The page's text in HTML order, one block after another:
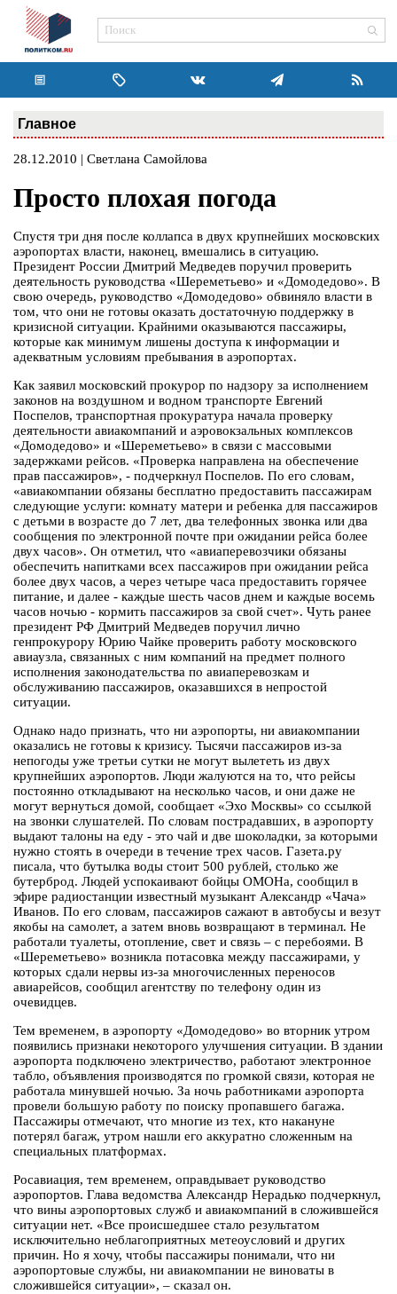
Главное
28.12.2010 | Светлана Самойлова
Просто плохая погода
Спустя три дня после коллапса в двух крупнейших московских
аэропортах власти, наконец, вмешались в ситуацию.
Президент России Дмитрий Медведев поручил проверить
деятельность руководства «Шереметьево» и «Домодедово». В
свою очередь, руководство «Домодедово» обвиняло власти в
том, что они не готовы оказать достаточную поддержку в
кризисной ситуации. Крайними оказываются пассажиры,
которые как минимум лишены доступа к информации и
адекватным условиям пребывания в аэропортах.
Как заявил московский прокурор по надзору за исполнением
законов на воздушном и водном транспорте Евгений
Поспелов, транспортная прокуратура начала проверку
деятельности авиакомпаний и аэровокзальных комплексов
«Домодедово» и «Шереметьево» в связи с массовыми
задержками рейсов. «Проверка направлена на обеспечение
прав пассажиров», - подчеркнул Поспелов. По его словам,
«авиакомпании обязаны бесплатно предоставить пассажирам
следующие услуги: комнату матери и ребенка для пассажиров
с детьми в возрасте до 7 лет, два телефонных звонка или два
сообщения по электронной почте при ожидании рейса более
двух часов». Он отметил, что «авиаперевозчики обязаны
обеспечить напитками всех пассажиров при ожидании рейса
более двух часов, а через четыре часа предоставить горячее
питание, и далее - каждые шесть часов днем и каждые восемь
часов ночью - кормить пассажиров за свой счет». Чуть ранее
президент РФ Дмитрий Медведев поручил лично
генпрокурору Юрию Чайке проверить работу московского
авиаузла, связанных с ним компаний на предмет полного
исполнения законодательства по авиаперевозкам и
обслуживанию пассажиров, оказавшихся в непростой
ситуации.
Однако надо признать, что ни аэропорты, ни авиакомпании
оказались не готовы к кризису. Тысячи пассажиров из-за
непогоды уже третьи сутки не могут вылететь из двух
крупнейших аэропортов. Люди жалуются на то, что рейсы
постоянно откладывают на несколько часов, и они даже не
могут вернуться домой, сообщает «Эхо Москвы» со ссылкой
на звонки слушателей. По словам пострадавших, в аэропорту
выдают талоны на еду - это чай и две шоколадки, за которыми
нужно стоять в очереди в течение трех часов. Газета.ру
писала, что бутылка воды стоит 500 рублей, столько же
бутерброд. Людей успокаивают бойцы ОМОНа, сообщил в
эфире радиостанции известный музыкант Александр «Чача»
Иванов. По его словам, пассажиров сажают в автобусы и везут
якобы на самолет, а затем вновь возвращают в терминал. Не
работали туалеты, отопление, свет и связь – с перебоями. В
«Шереметьево» возникла потасовка между пассажирами, у
которых сдали нервы из-за многочисленных переносов
авиарейсов, сообщил агентству по телефону один из
очевидцев.
Тем временем, в аэропорту «Домодедово» во вторник утром
появились признаки некоторого улучшения ситуации. В здании
аэропорта подключено электричество, работают электронное
табло, объявления производятся по громкой связи, которая не
работала минувшей ночью. За ночь работниками аэропорта
провели большую работу по поиску пропавшего багажа.
Пассажиры отмечают, что многие из тех, кто накануне
потерял багаж, утром нашли его аккуратно сложенным на
специальных платформах.
Росавиация, тем временем, оправдывает руководство
аэропортов. Глава ведомства Александр Нерадько подчеркнул,
что вины аэропортовых служб и авиакомпаний в сложившейся
ситуации нет. «Все происшедшее стало результатом
исключительно неблагоприятных метеоусловий и других
причин. Но я хочу, чтобы пассажиры понимали, что ни
аэропортовые службы, ни авиакомпании не виноваты в
сложившейся ситуации», – сказал он.